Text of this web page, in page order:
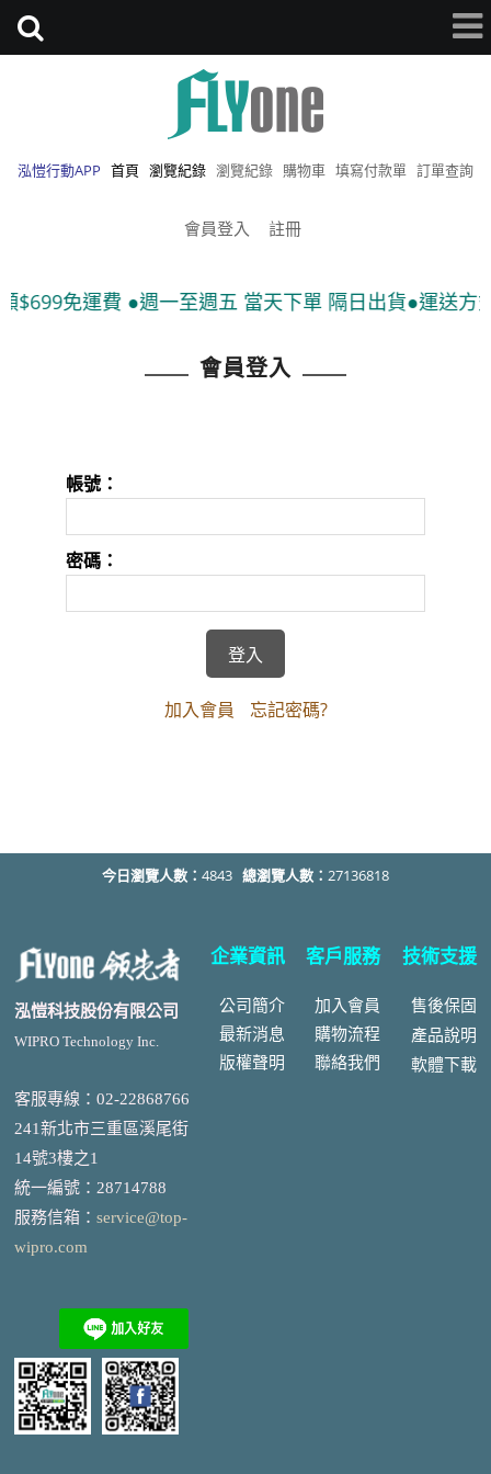
泓愷行動APP 首頁 瀏覽紀錄 瀏覽紀錄 購物車 填寫付款單 訂單查詢
會員登入 註冊
$699免運費 ●週一至週五 當天下單 隔日出貨●運送方
會員登入
帳號：
密碼：
加入會員 忘記密碼?
今日瀏覽人數： 4843 總瀏覽人數： 27136818
泓愷科技股份有限公司
WIPRO Technology Inc.
客服專線：02-22868766
241新北市三重區溪尾街
14號3樓之1
統一編號 ： 28714788
服務信箱： service@top-
wipro.com
企業資訊
公司簡介
最新消息
版權聲明
客戶服務
加入會員
購物流程
聯絡我們
技術支援
售後保固
產品說明
軟體下載